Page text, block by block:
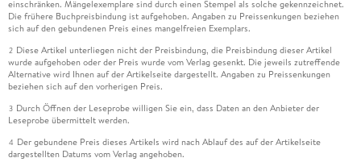
einschränken. Mängelexemplare sind durch einen Stempel als solche gekennzeichnet.
Die frühere Buchpreisbindung ist aufgehoben. Angaben zu Preissenkungen beziehen
sich auf den gebundenen Preis eines mangelfreien Exemplars.
2 Diese Artikel unterliegen nicht der Preisbindung, die Preisbindung dieser Artikel
wurde aufgehoben oder der Preis wurde vom Verlag gesenkt. Die jeweils zutreffende
Alternative wird Ihnen auf der Artikelseite dargestellt. Angaben zu Preissenkungen
beziehen sich auf den vorherigen Preis.
3 Durch Öffnen der Leseprobe willigen Sie ein, dass Daten an den Anbieter der
Leseprobe übermittelt werden.
4 Der gebundene Preis dieses Artikels wird nach Ablauf des auf der Artikelseite
dargestellten Datums vom Verlag angehoben.